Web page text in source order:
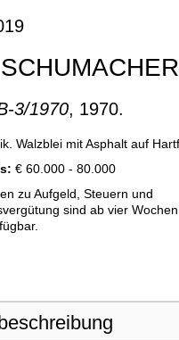
3/1970, 1970.
Walzblei mit Asphalt auf
€ 60.000 - 80.000
zu Aufgeld, Steuern und
sind ab vier